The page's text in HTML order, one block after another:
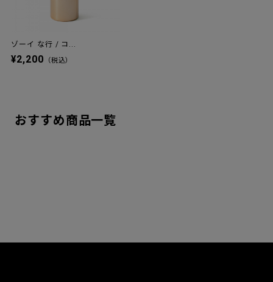
ゾーイ な行 / コ...
¥2,200 （税込）
おすすめ商品一覧